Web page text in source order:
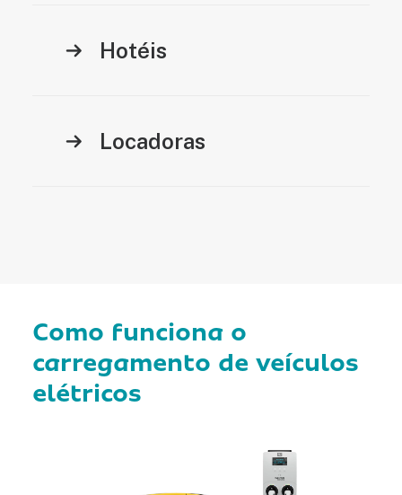
Hotéis
Locadoras
Como funciona o
carregamento de veículos
elétricos